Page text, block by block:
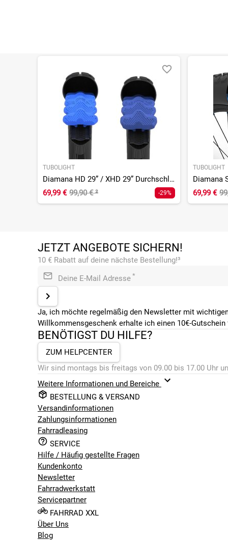
TUBOLIGHT
Diamana HD 29” / XHD 29” Durchschlagschutz Set
69,99 € 99,90 €² -29%
TUBOLIGHT
69,99 €
JETZT ANGEBOTE SICHERN!
10 € Rabatt auf deine nächste Bestellung!³
Deine E-Mail Adresse *
Ja, ich möchte regelmäßig den Newsletter mit
Willkommensgeschenk erhalte ich einen 10€-
BENÖTIGST DU HILFE?
ZUM HELPCENTER
Wir sind montags bis freitags von 09.00 bis 17.00 Uhr
Weitere Informationen und Bereiche
BESTELLUNG & VERSAND
Versandinformationen
Zahlungsinformationen
Fahrradleasing
SERVICE
Hilfe / Häufig gestellte Fragen
Kundenkonto
Newsletter
Fahrradwerkstatt
Servicepartner
FAHRRAD XXL
Über Uns
Blog